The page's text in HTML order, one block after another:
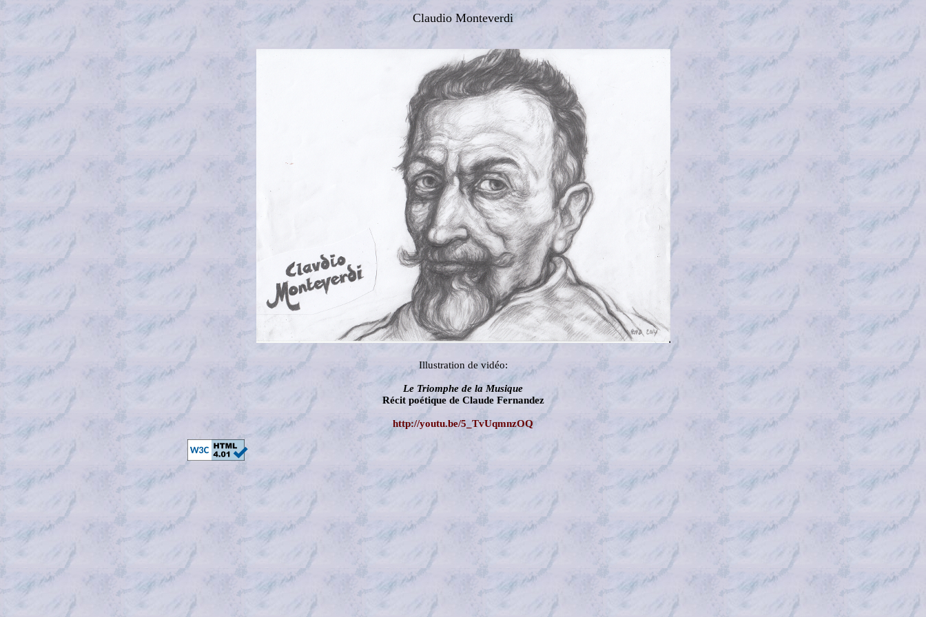
Claudio Monteverdi
Illustration de vidéo:
Le Triomphe de la Musique
Récit poétique de Claude Fernandez
http://youtu.be/5_TvUqmnzOQ